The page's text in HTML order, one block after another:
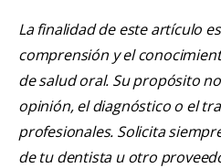
La finalidad de este artículo
comprensión y el
de salud oral. Su propósito
opinión, el diagnóstico o el
profesionales. Solicita
de tu dentista u otro